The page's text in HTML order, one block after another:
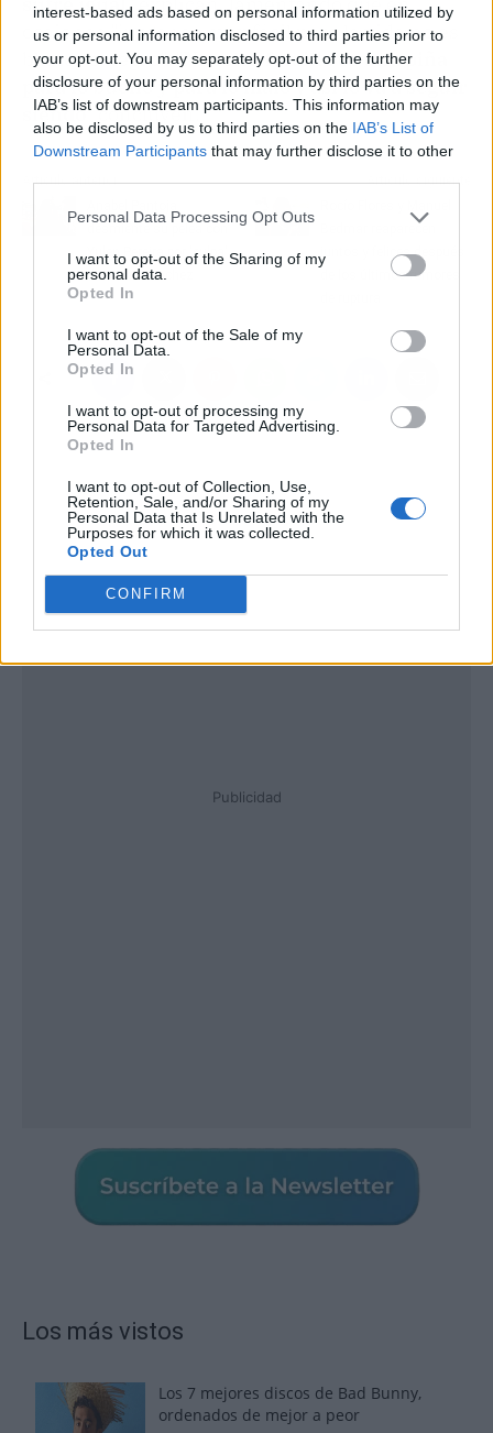
interest-based ads based on personal information utilized by
us or personal information disclosed to third parties prior to
your opt-out. You may separately opt-out of the further
disclosure of your personal information by third parties on the
IAB’s list of downstream participants. This information may
also be disclosed by us to third parties on the IAB’s List of
Downstream Participants that may further disclose it to other
Personal Data Processing Opt Outs
I want to opt-out of the Sharing of my
personal data.
Opted In
I want to opt-out of the Sale of my
Personal Data.
Opted In
I want to opt-out of processing my
Personal Data for Targeted Advertising.
Opted In
I want to opt-out of Collection, Use,
Retention, Sale, and/or Sharing of my
Personal Data that Is Unrelated with the
Purposes for which it was collected.
Opted Out
CONFIRM
ocaiones "juzgar es muy fácil pero la vida no es
blanco o negro". "Nuestra familia es una piña
para lo bueno y para lo malo y así lo va a seguir
siendo" concluyen.
Artículo anterior
Yulen Pereira por 'culpa'
de Omar Sánchez
Artículo siguiente
Bedmar reaparecen
juntos y felices después
de los últimos rumores
Publicidad
Los más vistos
Los 7 mejores discos de Bad Bunny,
ordenados de mejor a peor